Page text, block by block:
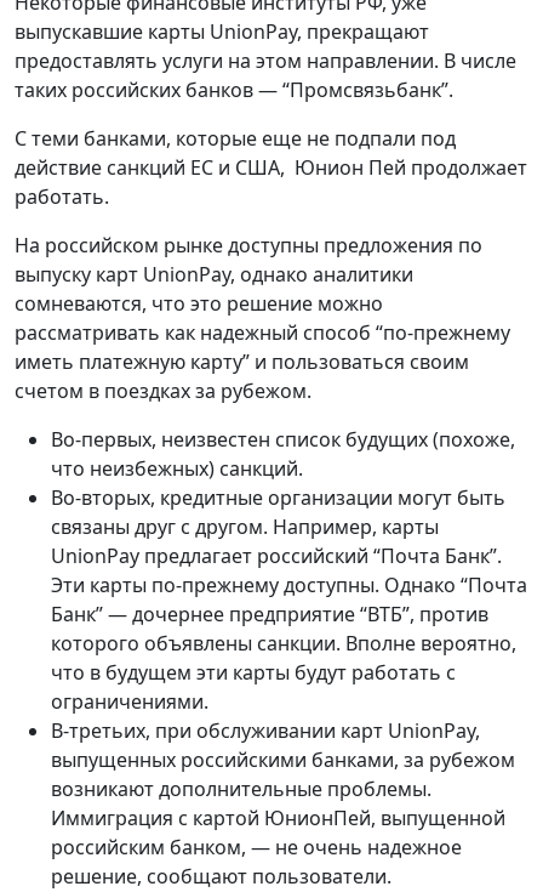
выпускавшие карты UnionPay, прекращают
предоставлять услуги на этом направлении. В числе
таких российских банков — “Промсвязьбанк”.
С теми банками, которые еще не подпали под
действие санкций ЕС и США, Юнион Пей продолжает
работать.
На российском рынке доступны предложения по
выпуску карт UnionPay, однако аналитики
сомневаются, что это решение можно
рассматривать как надежный способ “по-прежнему
иметь платежную карту” и пользоваться своим
счетом в поездках за рубежом.
Во-первых, неизвестен список будущих (похоже,
что неизбежных) санкций.
Во-вторых, кредитные организации могут быть
связаны друг с другом. Например, карты
UnionPay предлагает российский “Почта Банк”.
Эти карты по-прежнему доступны. Однако “Почта
Банк” — дочернее предприятие “ВТБ”, против
которого объявлены санкции. Вполне вероятно,
что в будущем эти карты будут работать с
ограничениями.
В-третьих, при обслуживании карт UnionPay,
выпущенных российскими банками, за рубежом
возникают дополнительные проблемы.
Иммиграция с картой ЮнионПей, выпущенной
российским банком, — не очень надежное
решение, сообщают пользователи.